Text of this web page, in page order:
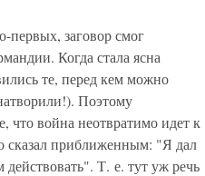
первых, заговор смог
Когда стала ясна
те, перед кем можно
Поэтому
что война неотвратимо идет к
сказал приближенным: "Я дал
Т. е. тут уж речь